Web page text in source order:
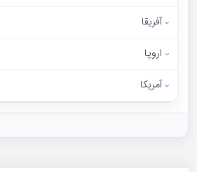
آفریقا
اروپا
آمریکا